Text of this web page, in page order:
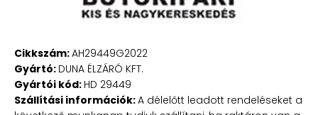
Cikkszám:AH29449G2022
Gyártó: DUNA ÉLZÁRÓ KFT.
Gyártói kód: HD 29449
Szállítási információk:A délelőtt leadott rendeléseket a